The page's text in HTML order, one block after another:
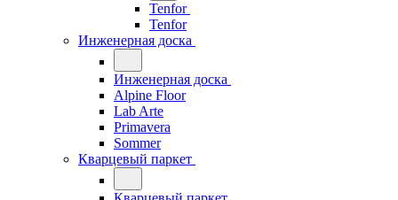
Tenfor
Tenfor
Инженерная доска
Инженерная доска
Alpine Floor
Lab Arte
Primavera
Sommer
Кварцевый паркет